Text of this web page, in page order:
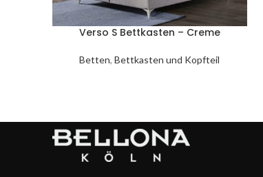
Verso S Bettkasten – Creme
Betten,Bettkasten und Kopfteil